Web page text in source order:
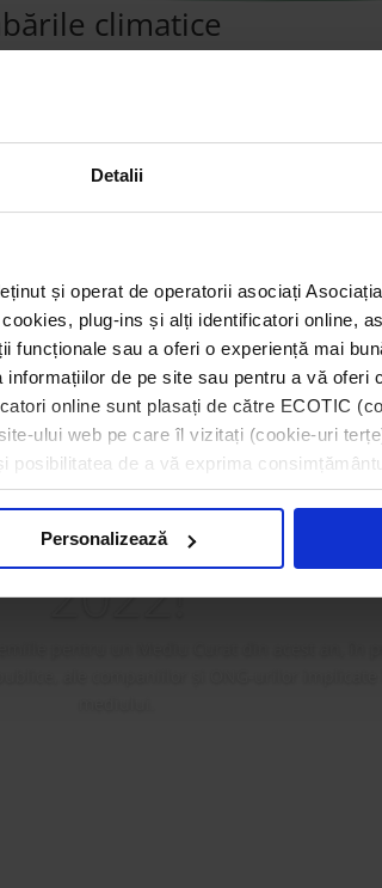
Detalii
și operat de operatorii asociați
plug-ins și alți identificatori online,
funcționale sau a oferi o experiență mai
de pe site sau pentru a vă oferi
online sunt plasați de către ECOTIC
ului web pe care îl vizitați (cookie-uri
de a vă exprima
Personalizează
climatice
un Mediu
2022!